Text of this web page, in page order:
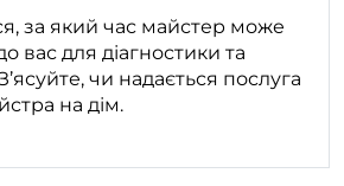
за який час майстер може
вас для діагностики та
чи надається послуга
на дім.